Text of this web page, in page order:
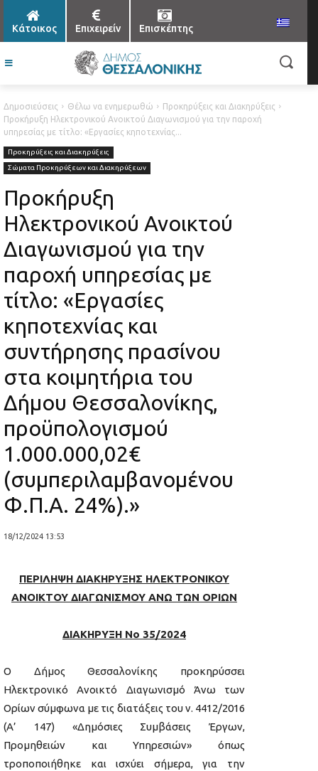
Κάτοικος Επιχειρείν Επισκέπτης
Δημοσιεύσεις Θέλω να ενημερωθώ
Προκηρύξεις και Διακηρύξεις
Προκήρυξη Ηλεκτρονικού Ανοικτού Διαγωνισμού για την παροχή
υπηρεσίας με τίτλο: «Εργασίες κηποτεχνίας...
Προκηρύξεις και Διακηρύξεις
Σώματα Προκηρύξεων και Διακηρύξεων
Προκήρυξη
Ηλεκτρονικού Ανοικτού
Διαγωνισμού για την
παροχή υπηρεσίας με
τίτλο: «Εργασίες
κηποτεχνίας και
συντήρησης πρασίνου
στα κοιμητήρια του
Δήμου Θεσσαλονίκης,
προϋπολογισμού
1.000.000,02€
(συμπεριλαμβανομένου
Φ.Π.Α. 24%).»
18/12/2024 13:53
ΠΕΡΙΛΗΨΗ ΔΙΑΚΗΡΥΞΗΣ ΗΛΕΚΤΡΟΝΙΚΟΥ
ΑΝΟΙΚΤΟΥ ΔΙΑΓΩΝΙΣΜΟΥ ΑΝΩ ΤΩΝ ΟΡΙΩΝ
ΔΙΑΚΗΡΥΞΗ Νο 35/2024
Ο Δήμος Θεσσαλονίκης προκηρύσσει
Ηλεκτρονικό Ανοικτό Διαγωνισμό Άνω των
Ορίων σύμφωνα με τις διατάξεις του ν. 4412/2016
(Α’ 147) «Δημόσιες Συμβάσεις Έργων,
Προμηθειών και Υπηρεσιών» όπως
τροποποιήθηκε και ισχύει σήμερα, για την